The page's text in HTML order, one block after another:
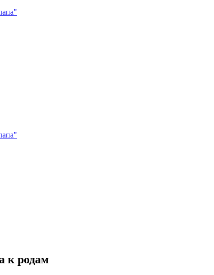
к родам